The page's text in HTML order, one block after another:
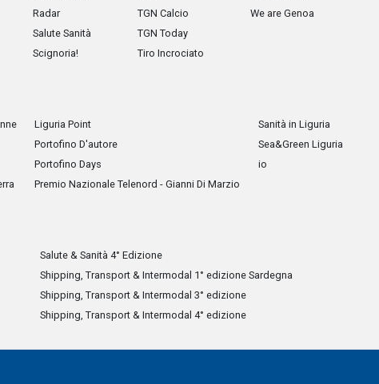
Radar
Salute Sanità
Scignoria!
TGN Calcio
TGN Today
Tiro Incrociato
We are Genoa
Liguria Point
Portofino D'autore
Portofino Days
Premio Nazionale Telenord - Gianni Di Marzio
Sanità in Liguria
Sea&Green Liguria
io
Salute & Sanità 4° Edizione
Shipping, Transport & Intermodal 1° edizione Sardegna
Shipping, Transport & Intermodal 3° edizione
Shipping, Transport & Intermodal 4° edizione